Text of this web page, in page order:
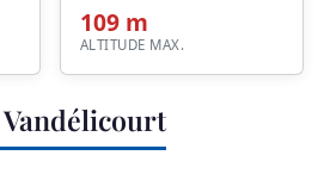
109 m
ALTITUDE MAX.